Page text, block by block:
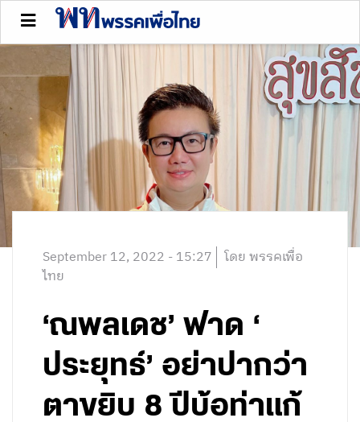
September 12, 2022 - 15:27 โดย พรรคเพื่อ
ไทย
‘ณพลเดช’ ฟาด ‘
ประยุทธ์’ อย่าปากว่า
ตาขยิบ 8 ปีบ้อท่าแก้